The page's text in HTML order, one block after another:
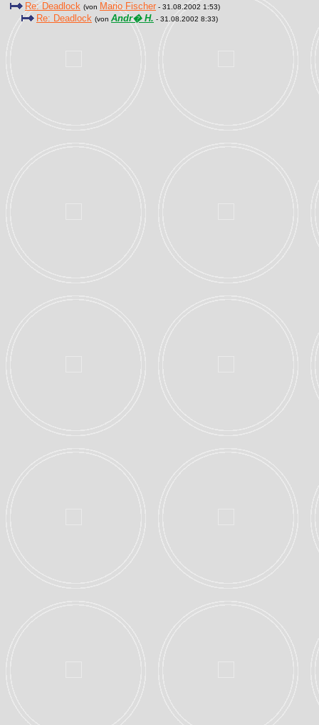
Re: Deadlock (von Mario Fischer - 31.08.2002 1:53)
Re: Deadlock (von Andr� H. - 31.08.2002 8:33)